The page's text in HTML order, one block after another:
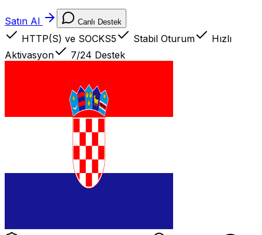
Satın Al Canlı Destek
HTTP(S) ve SOCKS5 Stabil Oturum
Hızlı
Aktivasyon
7/24 Destek